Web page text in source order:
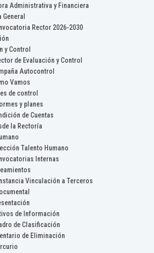
Administrativa y Financiera
Rector 2026-2030
y Control
de Evaluación y Control
Autocontrol
Vamos
de control
y planes
de Cuentas
la Rectoría
Talento Humano
Internas
Vinculación a Terceros
de Información
de Clasificación
de Eliminación